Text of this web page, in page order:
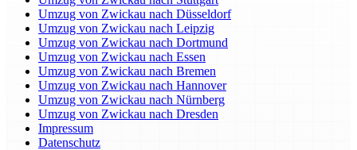
Umzug von Zwickau nach Düsseldorf
Umzug von Zwickau nach Leipzig
Umzug von Zwickau nach Dortmund
Umzug von Zwickau nach Essen
Umzug von Zwickau nach Bremen
Umzug von Zwickau nach Hannover
Umzug von Zwickau nach Nürnberg
Umzug von Zwickau nach Dresden
Impressum
Datenschutz